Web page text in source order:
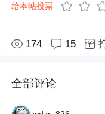
给本帖投票
174 15
全部评论